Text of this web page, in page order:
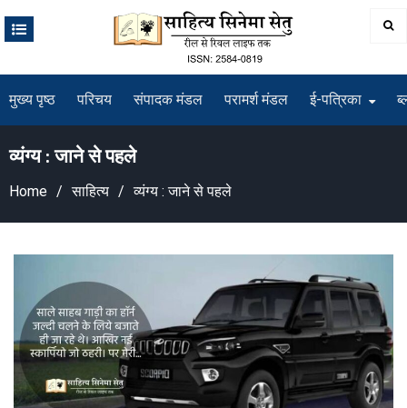
मुख्य पृष्ठ परिचय संपादक मंडल परामर्श मंडल ई-पत्रिका
व्यंग्य : जाने से पहले
Home साहित्य व्यंग्य : जाने से पहले